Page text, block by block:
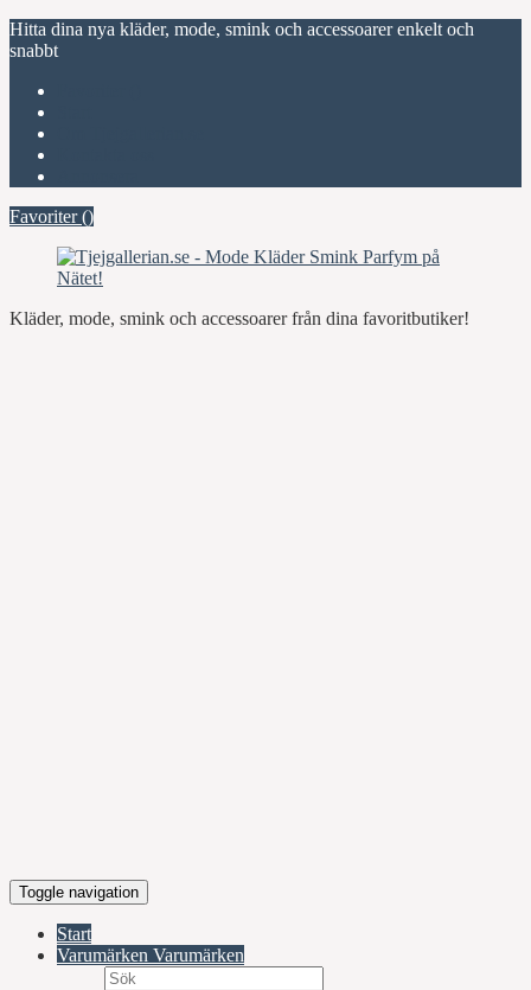
Hitta dina nya kläder, mode, smink och accessoarer enkelt och
snabbt
Favoriter ()
Kläder, mode, smink och accessoarer från dina favoritbutiker!
Toggle navigation
Start
Varumärken Varumärken